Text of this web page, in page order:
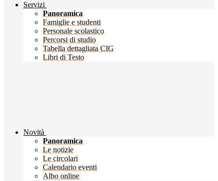
Servizi
Panoramica
Famiglie e studenti
Personale scolastico
Percorsi di studio
Tabella dettagliata CIG
Libri di Testo
Novità
Panoramica
Le notizie
Le circolari
Calendario eventi
Albo online